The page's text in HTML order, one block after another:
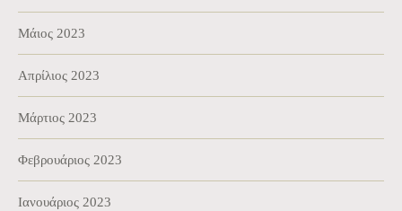
Μάιος 2023
Απρίλιος 2023
Μάρτιος 2023
Φεβρουάριος 2023
Ιανουάριος 2023